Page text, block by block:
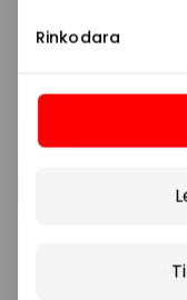
Rinkodara